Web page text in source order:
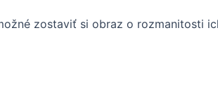
zostaviť si obraz o rozmanitosti